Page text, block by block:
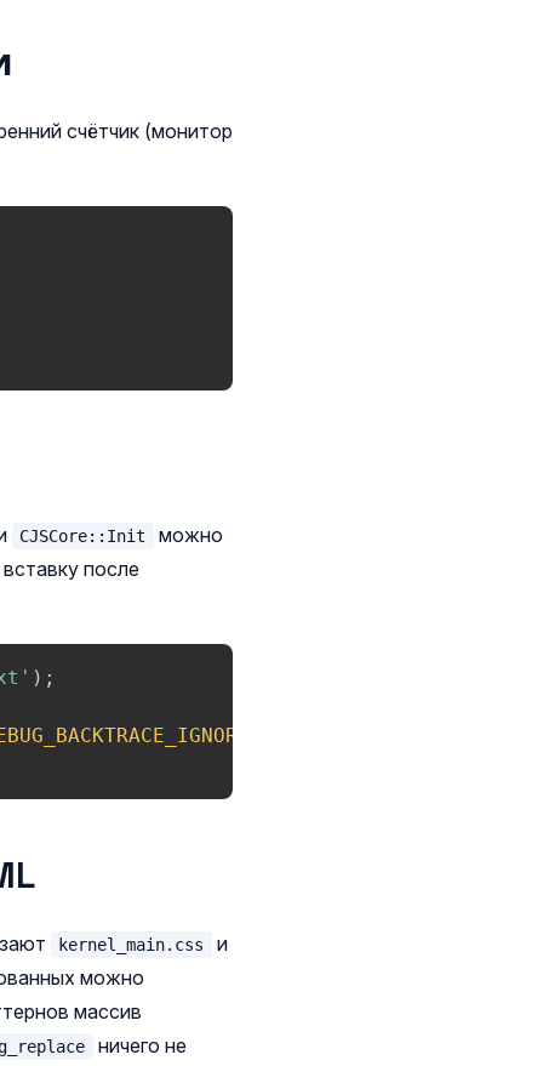
счётчик (монитор
CJSCore::Init
можно
после
) ;
kernel_main.css
и
можно
массив
ничего не